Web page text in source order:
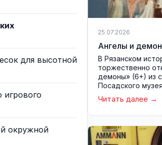
для высотной
игрового
окружной
25.07.2026
Ангелы и
В Рязанском
торжественно
демоны» (6+) из
Посадского
Читать далее